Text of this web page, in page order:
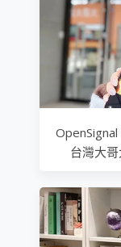
台灣大